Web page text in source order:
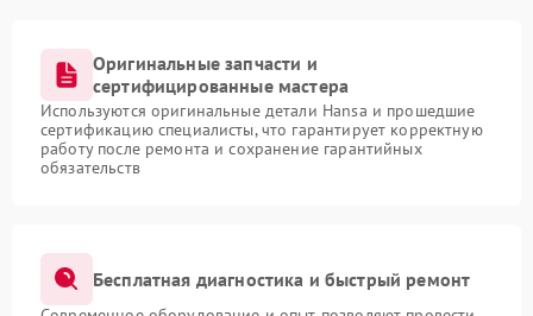
Оригинальные запчасти и
сертифицированные мастера
Используются оригинальные детали Hansa и прошедшие
сертификацию специалисты, что гарантирует корректную
работу после ремонта и сохранение гарантийных
обязательств
Бесплатная диагностика и быстрый ремонт